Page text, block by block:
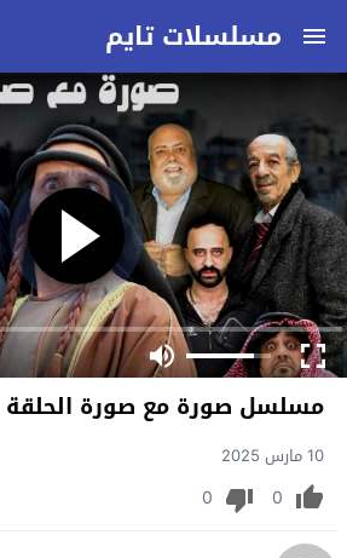
مسلسلات تايم
مسلسل صورة مع صورة الحلقة 3
10 مارس 2025
0
0